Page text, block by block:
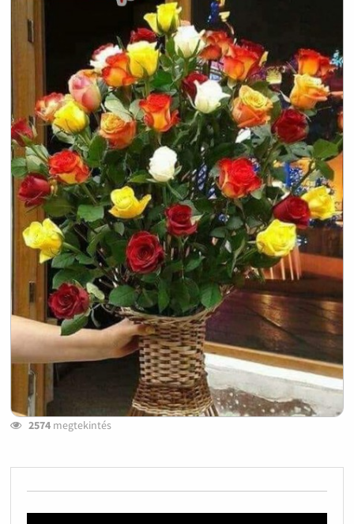
2574megtekintés